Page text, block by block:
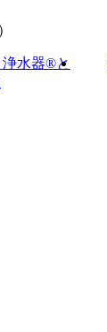
水器®と